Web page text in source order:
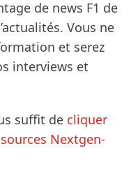
de news F1 de
Vous ne
et serez
interviews et
suffit de cliquer
Nextgen-